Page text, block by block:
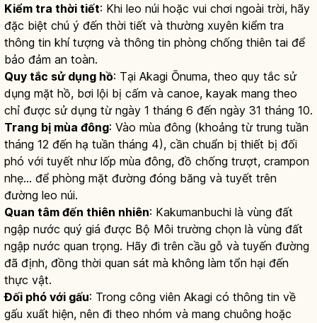
Kiểm tra thời tiết: Khi leo núi hoặc vui chơi ngoài trời, hãy
đặc biệt chú ý đến thời tiết và thường xuyên kiểm tra
thông tin khí tượng và thông tin phòng chống thiên tai để
bảo đảm an toàn.
Quy tắc sử dụng hồ: Tại Akagi Ōnuma, theo quy tắc sử
dụng mặt hồ, bơi lội bị cấm và canoe, kayak mang theo
chỉ được sử dụng từ ngày 1 tháng 6 đến ngày 31 tháng 10.
Trang bị mùa đông: Vào mùa đông (khoảng từ trung tuần
tháng 12 đến hạ tuần tháng 4), cần chuẩn bị thiết bị đối
phó với tuyết như lốp mùa đông, đồ chống trượt, crampon
nhẹ... để phòng mặt đường đóng băng và tuyết trên
đường leo núi.
Quan tâm đến thiên nhiên: Kakumanbuchi là vùng đất
ngập nước quý giá được Bộ Môi trường chọn là vùng đất
ngập nước quan trọng. Hãy đi trên cầu gỗ và tuyến đường
đã định, đồng thời quan sát mà không làm tổn hại đến
thực vật.
Đối phó với gấu: Trong công viên Akagi có thông tin về
gấu xuất hiện, nên đi theo nhóm và mang chuông hoặc